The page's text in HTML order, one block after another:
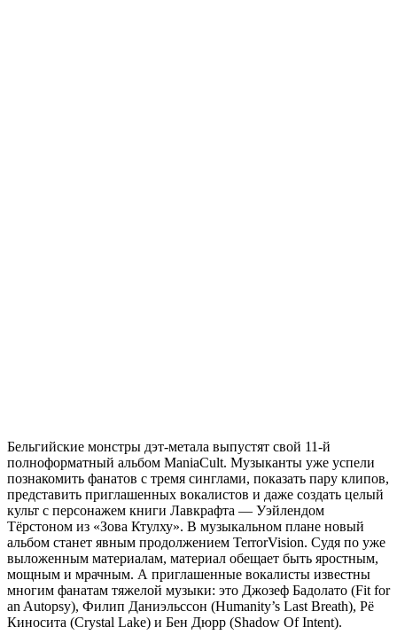
Бельгийские монстры дэт-метала выпустят свой 11-й
полноформатный альбом ManiaCult. Музыканты уже успели
познакомить фанатов с тремя синглами, показать пару клипов,
представить приглашенных вокалистов и даже создать целый
культ с персонажем книги Лавкрафта — Уэйлендом
Тёрстоном из «Зова Ктулху». В музыкальном плане новый
альбом станет явным продолжением TerrorVision. Судя по уже
выложенным материалам, материал обещает быть яростным,
мощным и мрачным. А приглашенные вокалисты известны
многим фанатам тяжелой музыки: это Джозеф Бадолато (Fit for
an Autopsy), Филип Даниэльссон (Humanity’s Last Breath), Рё
Киносита (Crystal Lake) и Бен Дюрр (Shadow Of Intent).